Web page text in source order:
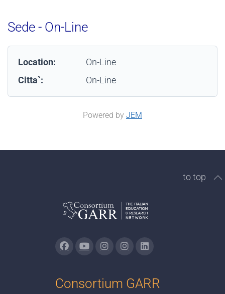
Sede - On-Line
Location:
On-Line
Citta`:
On-Line
Powered by JEM
to top
Consortium GARR